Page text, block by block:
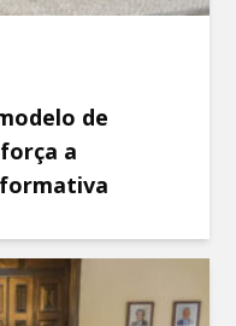
de
a